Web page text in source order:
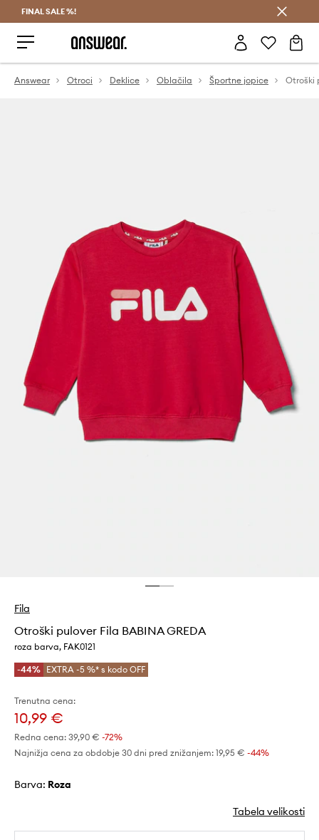
FINAL SALE %!
Answear Otroci Deklice Oblačila Športne jopice
Fila
Otroški pulover Fila BABINA GREDA
roza barva, FAK0121
-44% EXTRA -5 %* s kodo OFF
Trenutna cena:
10,99 €
Redna cena: 39,90 € -72%
Najnižja cena za obdobje 30 dni pred znižanjem: 19,95 € -44%
Barva: roza
Tabela velikosti